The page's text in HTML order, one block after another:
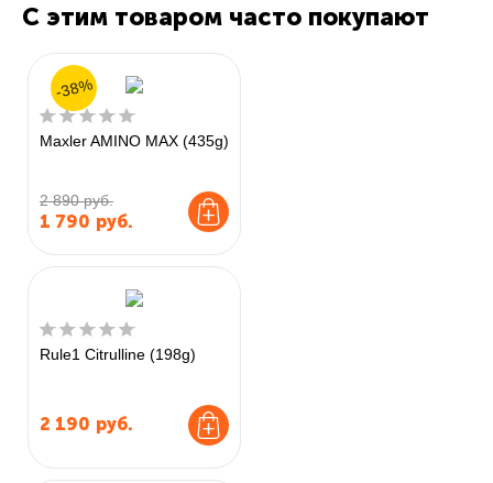
С этим товаром часто покупают
Maxler AMINO MAX (435g)
2 890 руб.
1 790 руб.
-38%
Rule1 Citrulline (198g)
2 190 руб.